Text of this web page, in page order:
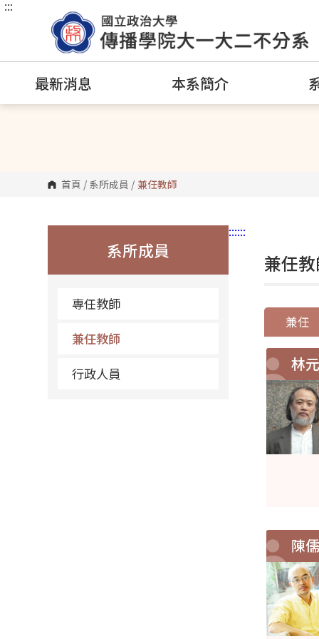
跳
容
:::
最新消息 本系簡介
首頁 / 系所成員 / 兼任教師
:::
系所成員
專任教師
兼任教師
行政人員
:::
兼任
兼任
林
陳